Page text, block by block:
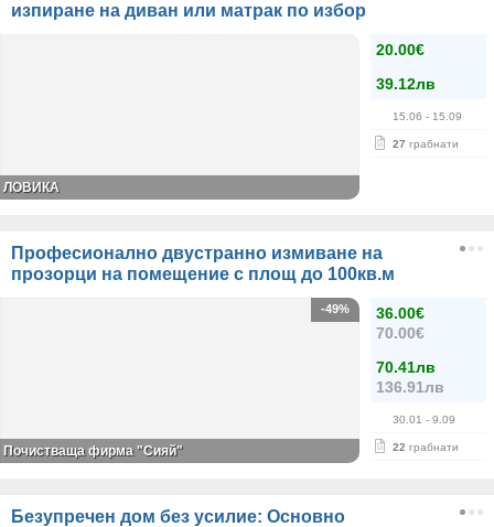
изпиране на диван или матрак по избор
20.00€
39.12лв
15.06 - 15.09
27 грабнати
ЛОВИКА
Професионално двустранно измиване на
прозорци на помещение с площ до 100кв.м
36.00€
70.00€
70.41лв
136.91лв
30.01 - 9.09
22 грабнати
-49%
Почистваща фирма "Сияй"
Безупречен дом без усилие: Основно